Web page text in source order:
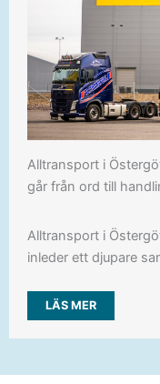
Alltransport i
går från ord till
Alltransport i
inleder ett djupare
LÄS MER